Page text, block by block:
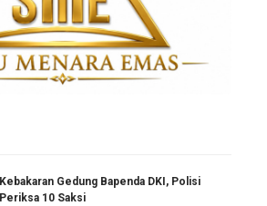
Kebakaran Gedung Bapenda DKI, Polisi
Periksa 10 Saksi